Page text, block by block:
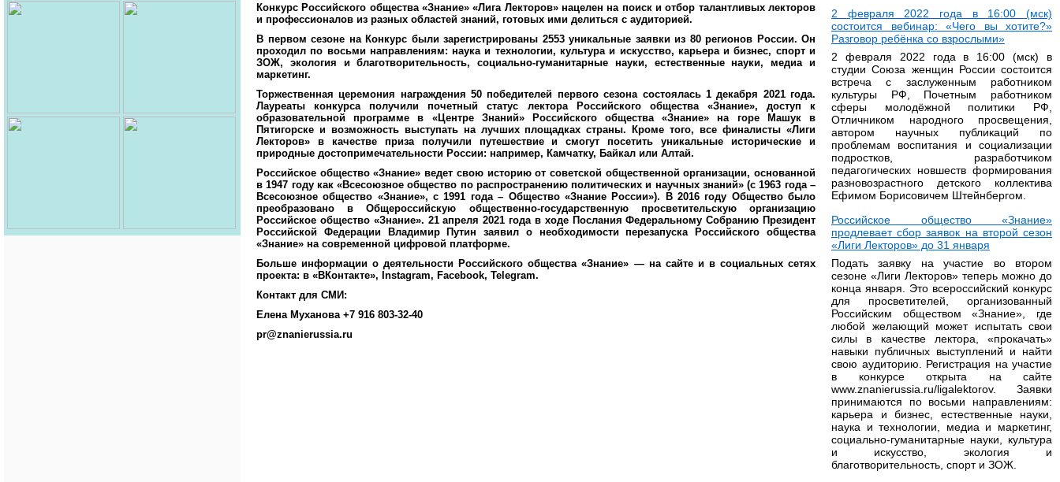
Конкурс Российского общества «Знание» «Лига Лекторов» нацелен на поиск и отбор талантливых лекторов
и профессионалов из разных областей знаний, готовых ими делиться с аудиторией.
В первом сезоне на Конкурс были зарегистрированы 2553 уникальные заявки из 80 регионов России. Он
проходил по восьми направлениям: наука и технологии, культура и искусство, карьера и бизнес, спорт и
ЗОЖ, экология и благотворительность, социально-гуманитарные науки, естественные науки, медиа и
маркетинг.
Торжественная церемония награждения 50 победителей первого сезона состоялась 1 декабря 2021 года.
Лауреаты конкурса получили почетный статус лектора Российского общества «Знание», доступ к
образовательной программе в «Центре Знаний» Российского общества «Знание» на горе Машук в
Пятигорске и возможность выступать на лучших площадках страны. Кроме того, все финалисты «Лиги
Лекторов» в качестве приза получили путешествие и смогут посетить уникальные исторические и
природные достопримечательности России: например, Камчатку, Байкал или Алтай.
Российское общество «Знание» ведет свою историю от советской общественной организации, основанной
в 1947 году как «Всесоюзное общество по распространению политических и научных знаний» (с 1963 года –
Всесоюзное общество «Знание», с 1991 года – Общество «Знание России»). В 2016 году Общество было
преобразовано в Общероссийскую общественно-государственную просветительскую организацию
Российское общество «Знание». 21 апреля 2021 года в ходе Послания Федеральному Собранию Президент
Российской Федерации Владимир Путин заявил о необходимости перезапуска Российского общества
«Знание» на современной цифровой платформе.
Больше информации о деятельности Российского общества «Знание» — на сайте и в социальных сетях
проекта: в «ВКонтакте», Instagram, Facebook, Telegram.
Контакт для СМИ:
Елена Муханова +7 916 803-32-40
pr@znanierussia.ru
2 февраля 2022 года в 16:00 (мск)
состоится вебинар: «Чего вы хотите?»
Разговор ребёнка со взрослыми»
2 февраля 2022 года в 16:00 (мск) в
студии Союза женщин России состоится
встреча с заслуженным работником
культуры РФ, Почетным работником
сферы молодёжной политики РФ,
Отличником народного просвещения,
автором научных публикаций по
проблемам воспитания и социализации
подростков, разработчиком
педагогических новшеств формирования
разновозрастного детского коллектива
Ефимом Борисовичем Штейнбергом.
Российское общество «Знание»
продлевает сбор заявок на второй сезон
«Лиги Лекторов» до 31 января
Подать заявку на участие во втором
сезоне «Лиги Лекторов» теперь можно до
конца января. Это всероссийский конкурс
для просветителей, организованный
Российским обществом «Знание», где
любой желающий может испытать свои
силы в качестве лектора, «прокачать»
навыки публичных выступлений и найти
свою аудиторию. Регистрация на участие
в конкурсе открыта на сайте
www.znanierussia.ru/ligalektorov. Заявки
принимаются по восьми направлениям:
карьера и бизнес, естественные науки,
наука и технологии, медиа и маркетинг,
социально-гуманитарные науки, культура
и искусство, экология и
благотворительность, спорт и ЗОЖ.